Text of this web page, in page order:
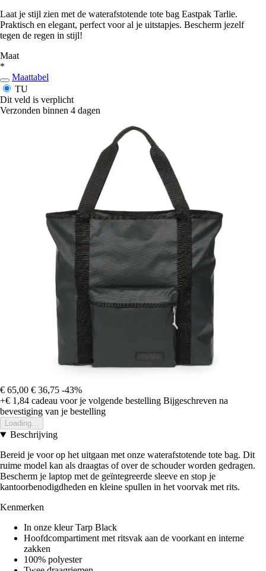
Laat je stijl zien met de waterafstotende tote bag Eastpak Tarlie.
Praktisch en elegant, perfect voor al je uitstapjes. Bescherm jezelf
tegen de regen in stijl!
Maat
*
Maattabel
TU
Dit veld is verplicht
Verzonden binnen 4 dagen
€ 65,00 € 36,75 -43%
+€ 1,84 cadeau voor je volgende bestelling Bijgeschreven na
bevestiging van je bestelling
Loading...
Beschrijving
Bereid je voor op het uitgaan met onze waterafstotende tote bag. Dit
ruime model kan als draagtas of over de schouder worden gedragen.
Bescherm je laptop met de geïntegreerde sleeve en stop je
kantoorbenodigdheden en kleine spullen in het voorvak met rits.
Kenmerken
In onze kleur Tarp Black
Hoofdcompartiment met ritsvak aan de voorkant en interne
zakken
100% polyester